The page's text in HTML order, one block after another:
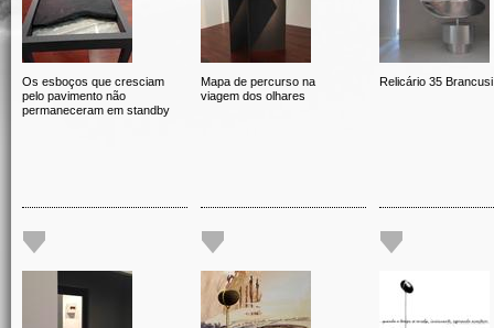
Os esboços que cresciam
pelo pavimento não
permaneceram em standby
Mapa de percurso na
viagem dos olhares
Relicário 35 Brancusi